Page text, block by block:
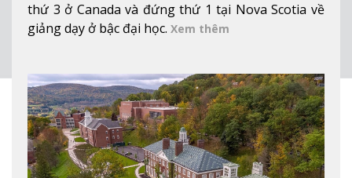
thứ 3 ở Canada và đứng thứ 1 tại Nova Scotia về
giảng dạy ở bậc đại học. Xem thêm